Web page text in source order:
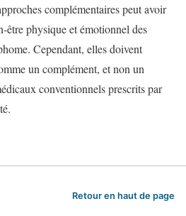
complémentaires peut avoir
physique et émotionnel des
Cependant, elles doivent
un complément, et non un
conventionnels prescrits par
Retour en haut de page